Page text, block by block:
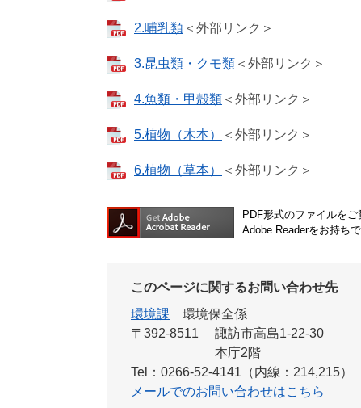
2.哺乳類 ＜外部リンク＞
3.昆虫類・クモ類 ＜外部リンク＞
4.魚類・甲殻類 ＜外部リンク＞
5.植物（木本） ＜外部リンク＞
6.植物（草本） ＜外部リンク＞
PDF形式のファイルを
Adobe Readerをお持ち
このページに関するお問い合わせ先
環境課
環境保全係
〒392-8511
諏訪市高島1-22-30
本庁2階
Tel：0266-52-4141（内線：214,215）
メールでのお問い合わせはこちら